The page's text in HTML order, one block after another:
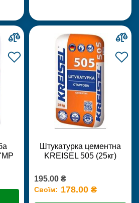
Штукатурка цементна
KREISEL 505 (25кг)
195.00 ₴
Своїм: 178.00 ₴